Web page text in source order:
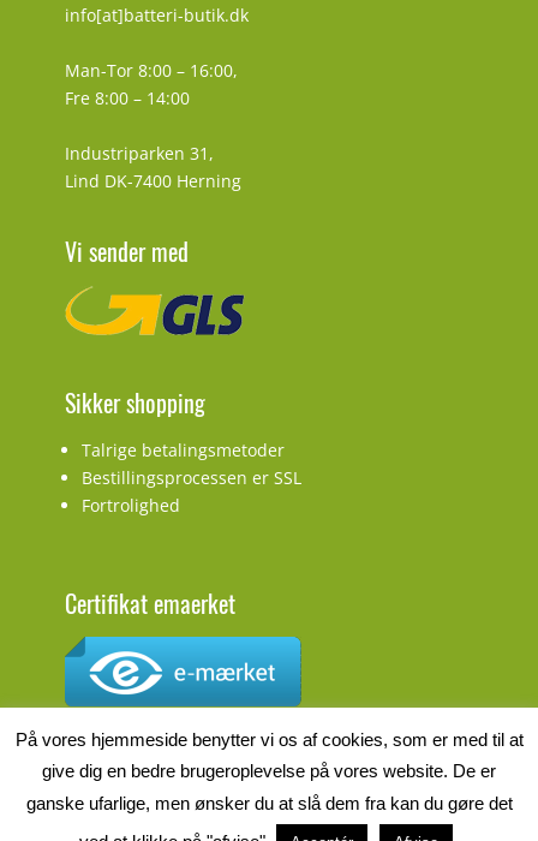
info[at]batteri-butik.dk
Man-Tor 8:00 – 16:00,
Fre 8:00 – 14:00
Industriparken 31,
Lind DK-7400 Herning
Vi sender med
Sikker shopping
Talrige betalingsmetoder
Bestillingsprocessen er SSL
Fortrolighed
Certifikat emaerket
CVR.nr.: DK27927548
På vores hjemmeside benytter vi os af cookies, som er med til at
give dig en bedre brugeroplevelse på vores website. De er
ganske ufarlige, men ønsker du at slå dem fra kan du gøre det